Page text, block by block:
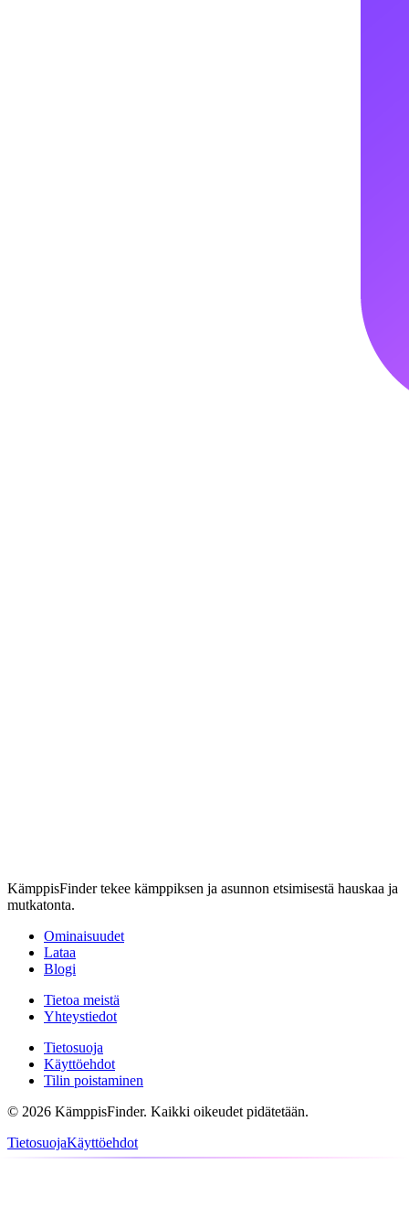
KämppisFinder tekee kämppiksen ja asunnon etsimisestä hauskaa ja
mutkatonta.
Ominaisuudet
Lataa
Blogi
Tietoa meistä
Yhteystiedot
Tietosuoja
Käyttöehdot
Tilin poistaminen
© 2026 KämppisFinder. Kaikki oikeudet pidätetään.
TietosuojaKäyttöehdot